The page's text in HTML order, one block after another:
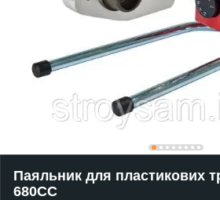
Паяльник для пластикових
680CC